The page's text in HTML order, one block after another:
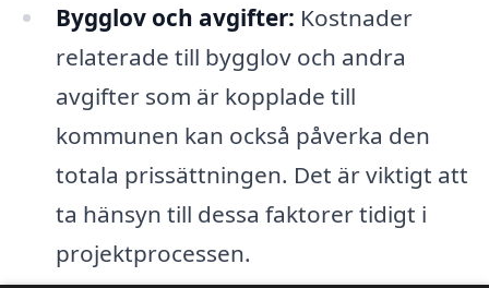
Bygglov och avgifter: Kostnader
relaterade till bygglov och andra
avgifter som är kopplade till
kommunen kan också påverka den
totala prissättningen. Det är viktigt att
ta hänsyn till dessa faktorer tidigt i
projektprocessen.